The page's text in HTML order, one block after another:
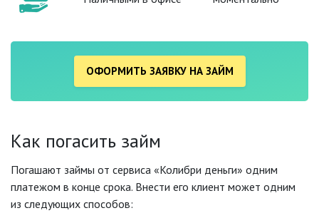
ОФОРМИТЬ ЗАЯВКУ НА ЗАЙМ
Как погасить займ
Погашают займы от сервиса «Колибри деньги» одним
платежом в конце срока. Внести его клиент может одним
из следующих способов: